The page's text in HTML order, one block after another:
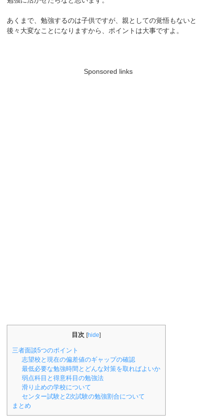
あくまで、勉強するのは子供ですが、親としての覚悟もないと
後々大変なことになりますから、ポイントは大事ですよ。
Sponsored links
目次 [hide]
三者面談5つのポイント
志望校と現在の偏差値のギャップの確認
最低必要な勉強時間とどんな対策を取ればよいか
弱点科目と得意科目の勉強法
滑り止めの学校について
センター試験と2次試験の勉強割合について
まとめ